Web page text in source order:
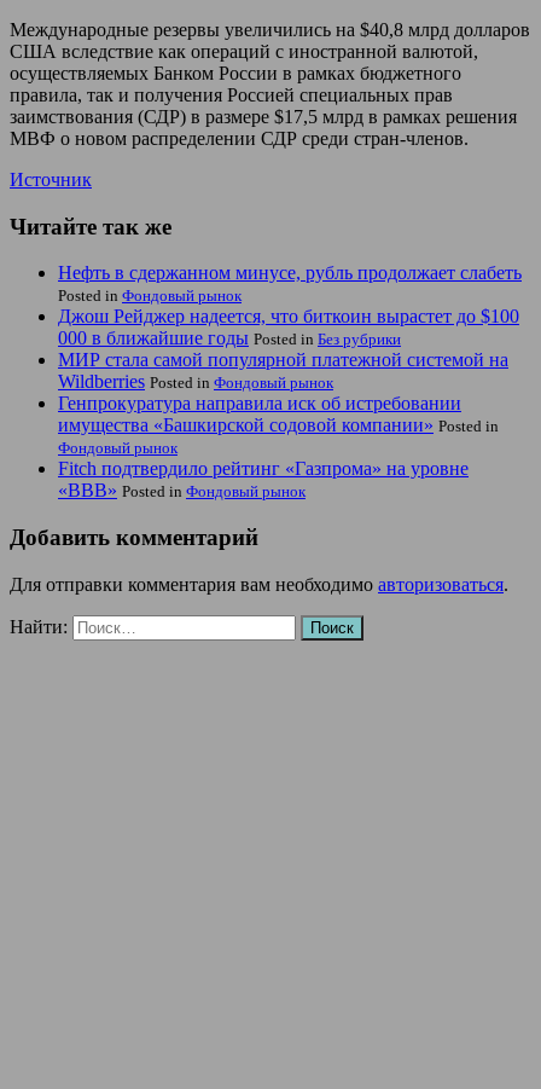
Международные резервы увеличились на $40,8 млрд долларов
США вследствие как операций с иностранной валютой,
осуществляемых Банком России в рамках бюджетного
правила, так и получения Россией специальных прав
заимствования (СДР) в размере $17,5 млрд в рамках решения
МВФ о новом распределении СДР среди стран-членов.
Источник
Читайте так же
Нефть в сдержанном минусе, рубль продолжает слабеть
Posted in Фондовый рынок
Джош Рейджер надеется, что биткоин вырастет до $100
000 в ближайшие годы Posted in Без рубрики
МИР стала самой популярной платежной системой на
Wildberries Posted in Фондовый рынок
Генпрокуратура направила иск об истребовании
имущества «Башкирской содовой компании» Posted in
Фондовый рынок
Fitch подтвердило рейтинг «Газпрома» на уровне
«BBB» Posted in Фондовый рынок
Добавить комментарий
Для отправки комментария вам необходимо авторизоваться.
Найти: